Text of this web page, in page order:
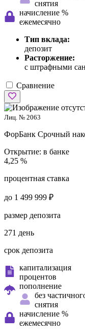
снятия
начисление %
ежемесячно
Тип вклада:
депозит
Расторжение:
с штрафными
Сравнение
Лиц. № 2063
ФорБанк Срочный
Открытие: в банке
4,25 %
процентная ставка
до 1 499 999 ₽
размер депозита
271 день
срок депозита
капитализация
процентов
пополнение
без
снятия
начисление %
ежемесячно